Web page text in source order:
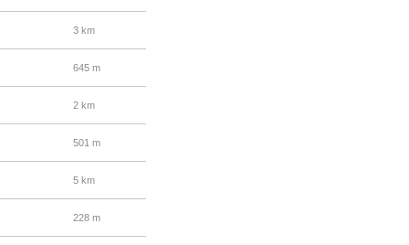
3 km
645 m
2 km
501 m
5 km
228 m